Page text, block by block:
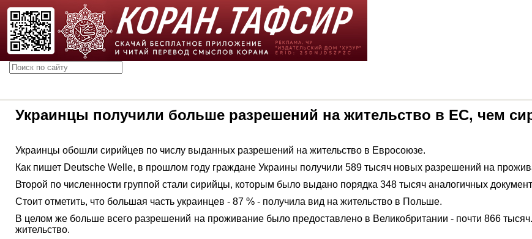
Украинцы получили больше разрешений на жительство в ЕС, чем
Украинцы обошли сирийцев по числу выданных разрешений на жительство в Евросоюзе.
Как пишет Deutsche Welle, в прошлом году граждане Украины получили 589 тысяч новых разрешений на
Второй по численности группой стали сирийцы, которым было выдано порядка 348 тысяч аналогичных
Стоит отметить, что большая часть украинцев - 87 % - получила вид на жительство в Польше.
В целом же больше всего разрешений на проживание было предоставлено в Великобритании - почти 866
жительство.